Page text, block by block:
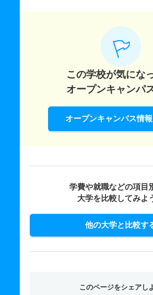
この学校が気にな
オープンキャンパ
オープンキャンパス情
学費や就職などの項目
大学を比較してみよ
他の大学と比較す
このページをシェアし